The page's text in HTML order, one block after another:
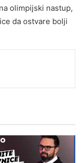
olimpijski nastup,
da ostvare bolji